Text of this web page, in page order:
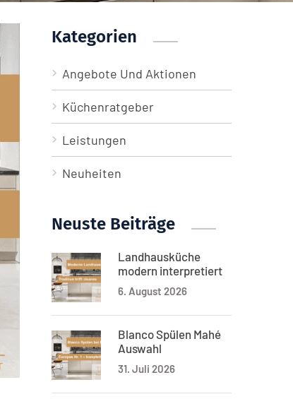
Kategorien
Angebote Und Aktionen
Küchenratgeber
Leistungen
Neuheiten
Neuste Beiträge
Landhausküche
modern interpretiert
6. August 2026
Blanco Spülen Mahé
Auswahl
31. Juli 2026